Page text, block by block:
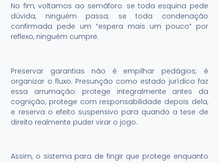
No fim, voltamos ao semáforo: se toda esquina pede
dúvida, ninguém passa; se toda condenação
confirmada pede um “espera mais um pouco” por
reflexo, ninguém cumpre.
Preservar garantias não é empilhar pedágios; é
organizar o fluxo. Presunção como estado jurídico faz
essa arrumação: protege integralmente antes da
cognição, protege com responsabilidade depois dela,
e reserva o efeito suspensivo para quando a tese de
direito realmente puder virar o jogo.
Assim, o sistema para de fingir que protege enquanto